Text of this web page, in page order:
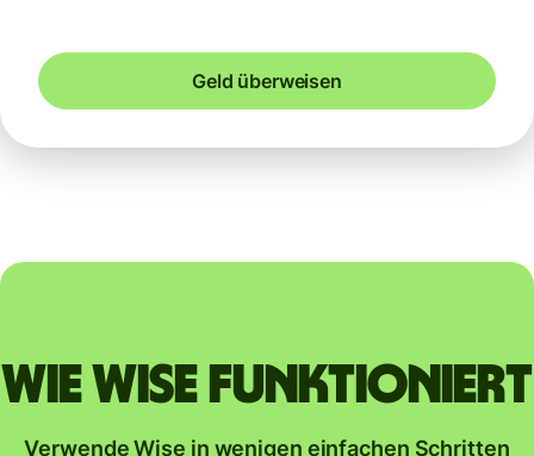
Geld überweisen
Wie Wise funktioniert
Verwende Wise in wenigen einfachen Schritten